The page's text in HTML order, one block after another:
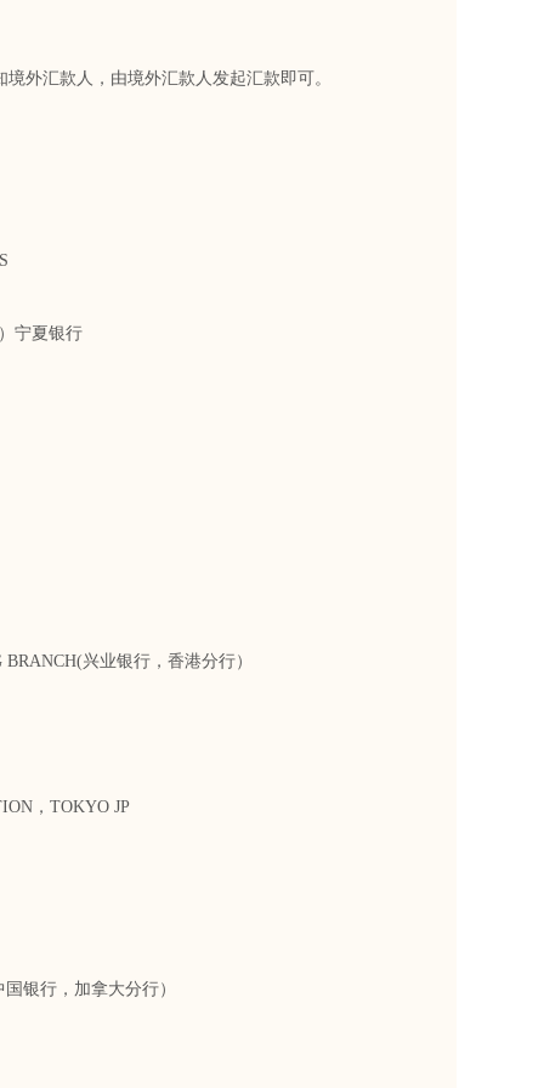
汇款人，由境外汇款人发起汇款即可。
宁夏银行
兴业银行，香港分行）
，TOKYO JP
银行，加拿大分行）